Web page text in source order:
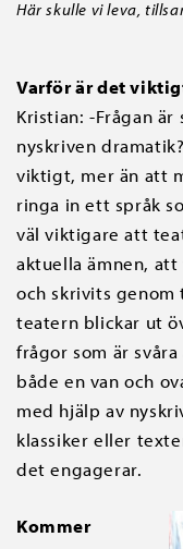
Här skulle vi leva,
Varför är det
Kristian: -Frågan
nyskriven
viktigt, mer än att
ringa in ett språk
väl viktigare att
aktuella ämnen,
och skrivits
teatern blickar ut
frågor som är
både en van och
med hjälp av
klassiker eller
det engagerar.
Kommer